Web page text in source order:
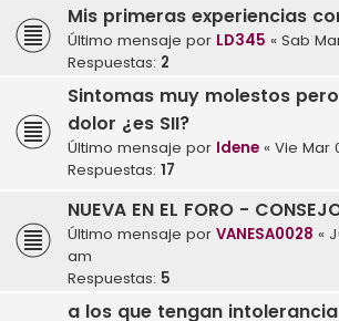
Mis primeras experiencias
Último mensaje por LD345 « Sab
Respuestas: 2
Sintomas muy molestos
dolor ¿es SII?
Último mensaje por Idene « Vie Mar
Respuestas: 17
NUEVA EN EL FORO -
Último mensaje por VANESA0028 «
am
Respuestas: 5
a los que tengan